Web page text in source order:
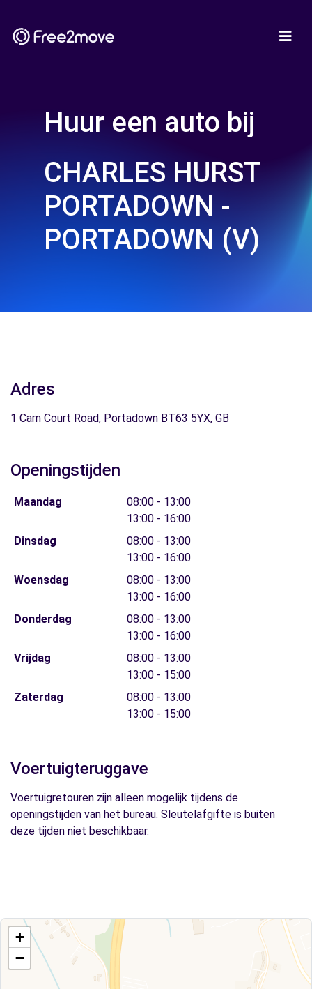
Huur een auto bij
CHARLES HURST
PORTADOWN -
PORTADOWN (V)
Adres
1 Carn Court Road, Portadown BT63 5YX, GB
Openingstijden
Maandag
08:00 - 13:00
13:00 - 16:00
Dinsdag
08:00 - 13:00
13:00 - 16:00
Woensdag
08:00 - 13:00
13:00 - 16:00
Donderdag
08:00 - 13:00
13:00 - 16:00
Vrijdag
08:00 - 13:00
13:00 - 15:00
Zaterdag
08:00 - 13:00
13:00 - 15:00
Voertuigteruggave
Voertuigretouren zijn alleen mogelijk tijdens de
openingstijden van het bureau. Sleutelafgifte is buiten
deze tijden niet beschikbaar.
+
−